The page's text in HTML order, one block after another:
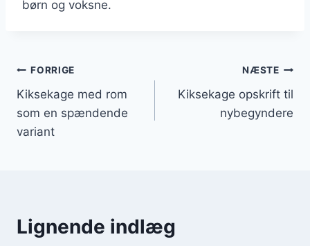
børn og voksne.
Indlægsnavigation
FORRIGE
Kiksekage med rom
som en spændende
variant
NÆSTE
Kiksekage opskrift til
nybegyndere
Lignende indlæg